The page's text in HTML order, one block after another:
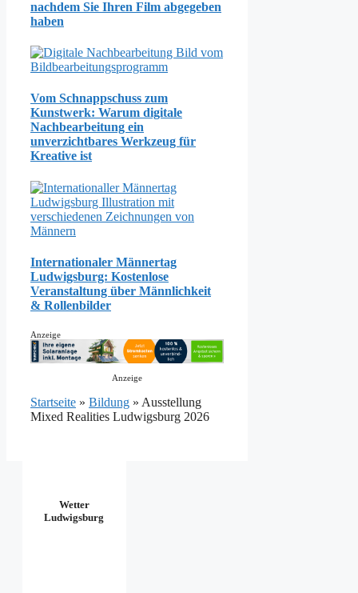
nachdem Sie Ihren Film abgegeben
haben
Vom Schnappschuss zum
Kunstwerk: Warum digitale
Nachbearbeitung ein
unverzichtbares Werkzeug für
Kreative ist
Internationaler Männertag
Ludwigsburg: Kostenlose
Veranstaltung über Männlichkeit
& Rollenbilder
Anzeige
Anzeige
Startseite » Bildung » Ausstellung
Mixed Realities Ludwigsburg 2026
Wetter
Ludwigsburg